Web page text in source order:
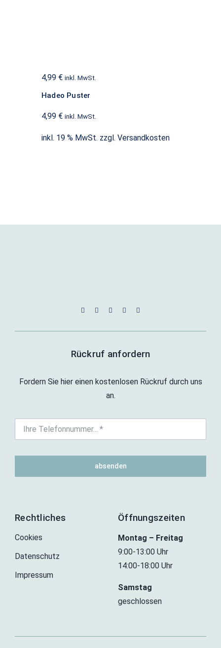
4,99 € inkl. MwSt.
Hadeo Puster
4,99 € inkl. MwSt.
inkl. 19 % MwSt. zzgl. Versandkosten
Rückruf anfordern
Fordern Sie hier einen kostenlosen Rückruf durch uns
an.
absenden
Rechtliches
Cookies
Datenschutz
Impressum
Öffnungszeiten
Montag – Freitag
9:00-13:00 Uhr
14:00-18:00 Uhr
Samstag
geschlossen